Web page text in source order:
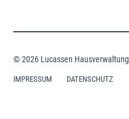
© 2026 Lucassen Hausverwaltung
IMPRESSUM DATENSCHUTZ